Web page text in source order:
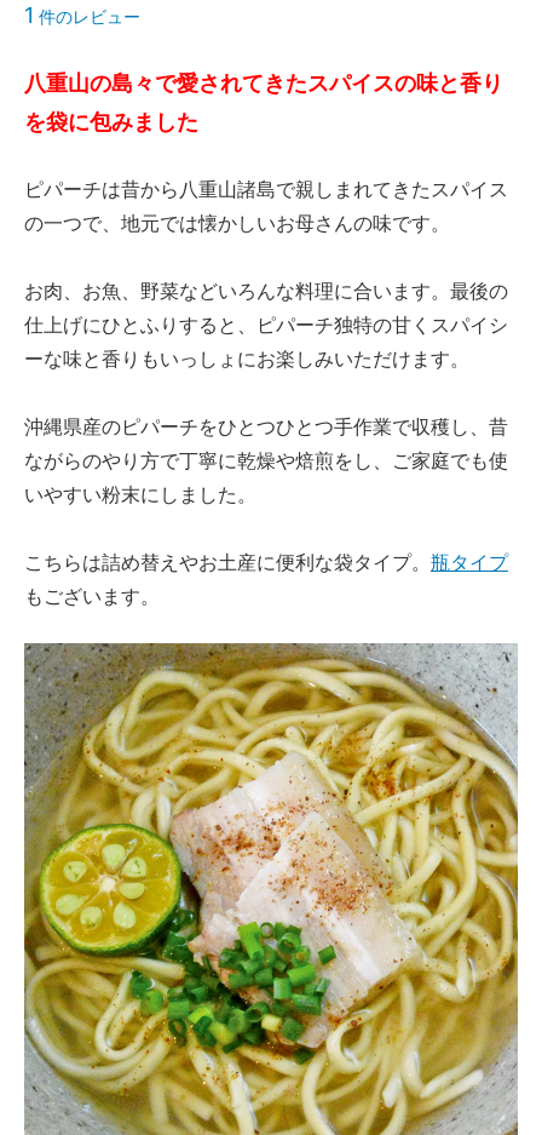
1 件のレビュー
八重山の島々で愛されてきたスパイスの味と香り
を袋に包みました
ピパーチは昔から八重山諸島で親しまれてきたスパイス
の一つで、地元では懐かしいお母さんの味です。
お肉、お魚、野菜などいろんな料理に合います。最後の
仕上げにひとふりすると、ピパーチ独特の甘くスパイシ
ーな味と香りもいっしょにお楽しみいただけます。
沖縄県産のピパーチをひとつひとつ手作業で収穫し、昔
ながらのやり方で丁寧に乾燥や焙煎をし、ご家庭でも使
いやすい粉末にしました。
こちらは詰め替えやお土産に便利な袋タイプ。 瓶タイプ
もございます。